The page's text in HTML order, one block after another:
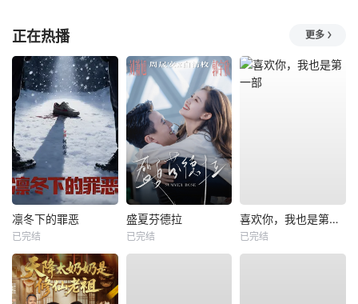
正在热播 更多
凛冬下的罪恶
已完结
盛夏芬德拉
已完结
喜欢你，我也是第一部
已完结